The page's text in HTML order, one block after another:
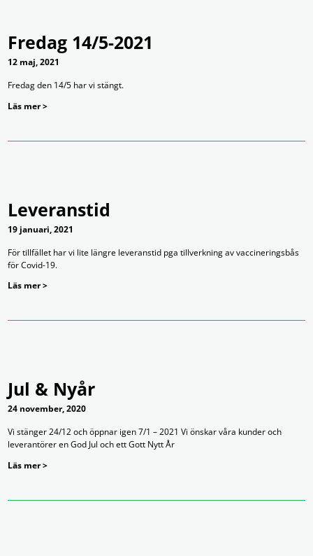
Fredag 14/5-2021
12 maj, 2021
Fredag den 14/5 har vi stängt.
Läs mer >
Leveranstid
19 januari, 2021
För tillfället har vi lite längre leveranstid pga tillverkning av vaccineringsbås
för Covid-19.
Läs mer >
Jul & Nyår
24 november, 2020
Vi stänger 24/12 och öppnar igen 7/1 – 2021 Vi önskar våra kunder och
leverantörer en God Jul och ett Gott Nytt År
Läs mer >